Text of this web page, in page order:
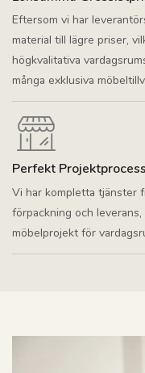
Eftersom vi har
material till lägre priser,
högkvalitativa
många exklusiva
Perfekt
Vi har kompletta tjänster
förpackning och
möbelprojekt för